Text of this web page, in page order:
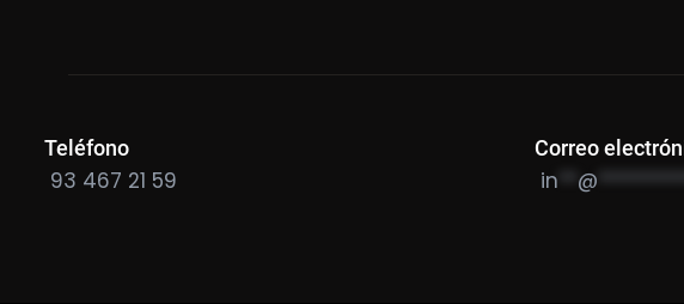
Teléfono
93 467 21 59
Correo
in @ **********